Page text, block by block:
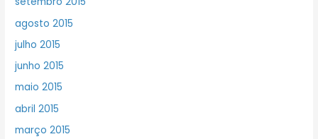
agosto 2015
julho 2015
junho 2015
maio 2015
abril 2015
março 2015